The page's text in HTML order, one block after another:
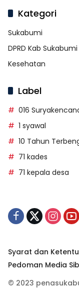
Kategori
Sukabumi
DPRD Kab Sukabumi
Kesehatan
Label
016
1 syawal
10 Tahun
71 kades
71 kepala desa
Syarat dan
Pedoman Media
© 2023